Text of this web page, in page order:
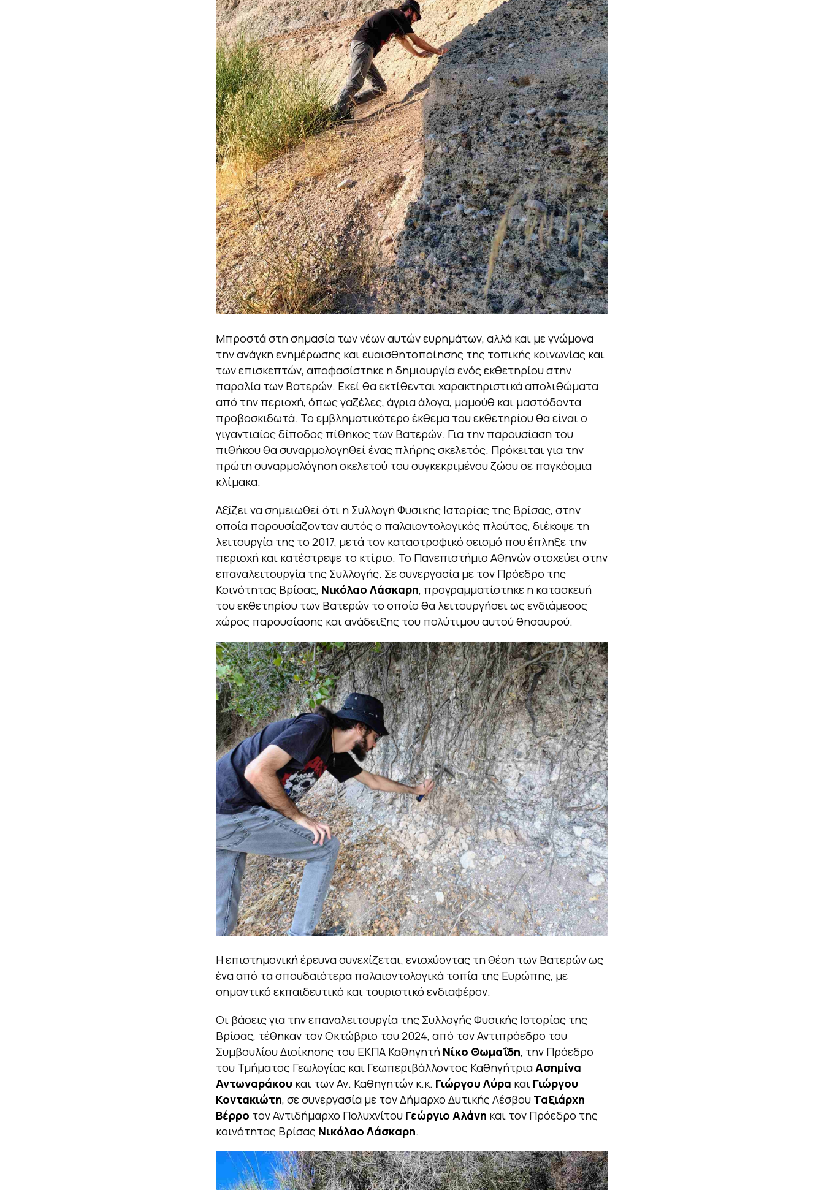
Μπροστά στη σημασία των νέων αυτών ευρημάτων, αλλά και με γνώμονα
την ανάγκη ενημέρωσης και ευαισθητοποίησης της τοπικής κοινωνίας και
των επισκεπτών, αποφασίστηκε η δημιουργία ενός εκθετηρίου στην
παραλία των Βατερών. Εκεί θα εκτίθενται χαρακτηριστικά απολιθώματα
από την περιοχή, όπως γαζέλες, άγρια άλογα, μαμούθ και μαστόδοντα
προβοσκιδωτά. Το εμβληματικότερο έκθεμα του εκθετηρίου θα είναι ο
γιγαντιαίος δίποδος πίθηκος των Βατερών. Για την παρουσίαση του
πιθήκου θα συναρμολογηθεί ένας πλήρης σκελετός. Πρόκειται για την
πρώτη συναρμολόγηση σκελετού του συγκεκριμένου ζώου σε παγκόσμια
κλίμακα.
Αξίζει να σημειωθεί ότι η Συλλογή Φυσικής Ιστορίας της Βρίσας, στην
οποία παρουσίαζονταν αυτός ο παλαιοντολογικός πλούτος, διέκοψε τη
λειτουργία της το 2017, μετά τον καταστροφικό σεισμό που έπληξε την
περιοχή και κατέστρεψε το κτίριο. Το Πανεπιστήμιο Αθηνών στοχεύει στην
επαναλειτουργία της Συλλογής. Σε συνεργασία με τον Πρόεδρο της
Κοινότητας Βρίσας, Νικόλαο Λάσκαρη, προγραμματίστηκε η κατασκευή
του εκθετηρίου των Βατερών το οποίο θα λειτουργήσει ως ενδιάμεσος
χώρος παρουσίασης και ανάδειξης του πολύτιμου αυτού θησαυρού.
Η επιστημονική έρευνα συνεχίζεται, ενισχύοντας τη θέση των Βατερών ως
ένα από τα σπουδαιότερα παλαιοντολογικά τοπία της Ευρώπης, με
σημαντικό εκπαιδευτικό και τουριστικό ενδιαφέρον.
Οι βάσεις για την επαναλειτουργία της Συλλογής Φυσικής Ιστορίας της
Βρίσας, τέθηκαν τον Οκτώβριο του 2024, από τον Αντιπρόεδρο του
Συμβουλίου Διοίκησης του ΕΚΠΑ Καθηγητή Νίκο Θωμαΐδη, την Πρόεδρο
του Τμήματος Γεωλογίας και Γεωπεριβάλλοντος ΚαθηγήτριαΑσημίνα
Αντωναράκου και των Αν. Καθηγητών κ.κ. Γιώργου Λύρα και Γιώργου
Κοντακιώτη, σε συνεργασία με τον Δήμαρχο Δυτικής Λέσβου Ταξιάρχη
Βέρρο τον Αντιδήμαρχο Πολυχνίτου Γεώργιο Αλάνη και τον Πρόεδρο της
κοινότητας Βρίσας Νικόλαο Λάσκαρη.